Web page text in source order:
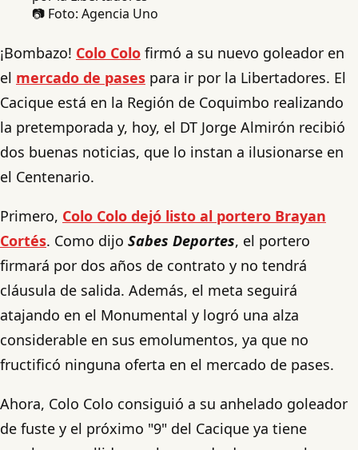
📷 Foto: Agencia Uno
¡Bombazo! Colo Colo firmó a su nuevo goleador en
el mercado de pases para ir por la Libertadores. El
Cacique está en la Región de Coquimbo realizando
la pretemporada y, hoy, el DT Jorge Almirón recibió
dos buenas noticias, que lo instan a ilusionarse en
el Centenario.
Primero, Colo Colo dejó listo al portero Brayan
Cortés. Como dijo Sabes Deportes, el portero
firmará por dos años de contrato y no tendrá
cláusula de salida. Además, el meta seguirá
atajando en el Monumental y logró una alza
considerable en sus emolumentos, ya que no
fructificó ninguna oferta en el mercado de pases.
Ahora, Colo Colo consiguió a su anhelado goleador
de fuste y el próximo "9" del Cacique ya tiene